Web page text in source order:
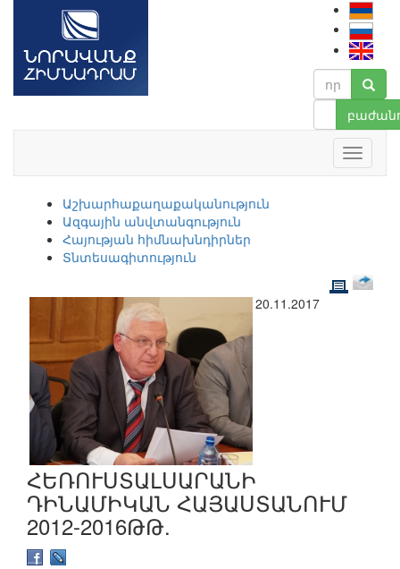
Աշխարհաքաղաքականություն
Ազգային անվտանգություն
Հայության հիմնախնդիրներ
Տնտեսագիտություն
20.11.2017
ՀԵՌՈՒՍՏԱԼՍԱՐԱՆԻ
ԴԻՆԱՄԻԿԱՆ ՀԱՅԱՍՏԱՆՈՒՄ
2012-2016ԹԹ.